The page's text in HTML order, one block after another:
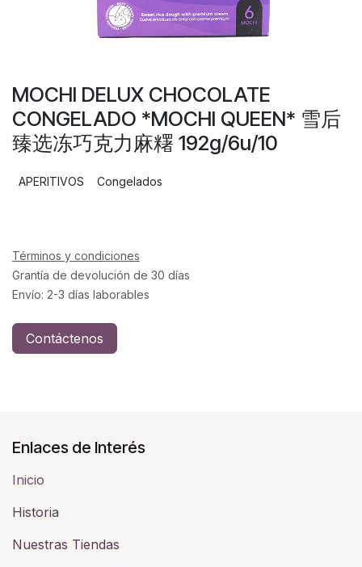
MOCHI DELUX CHOCOLATE
CONGELADO *MOCHI QUEEN* 雪后
臻选冻巧克力麻糬 192g/6u/10
APERITIVOS Congelados
Términos y condiciones
Grantía de devolución de 30 días
Envío: 2-3 días laborables
Contáctenos
Enlaces de Interés
Inicio
Historia​
Nuestras Tiendas